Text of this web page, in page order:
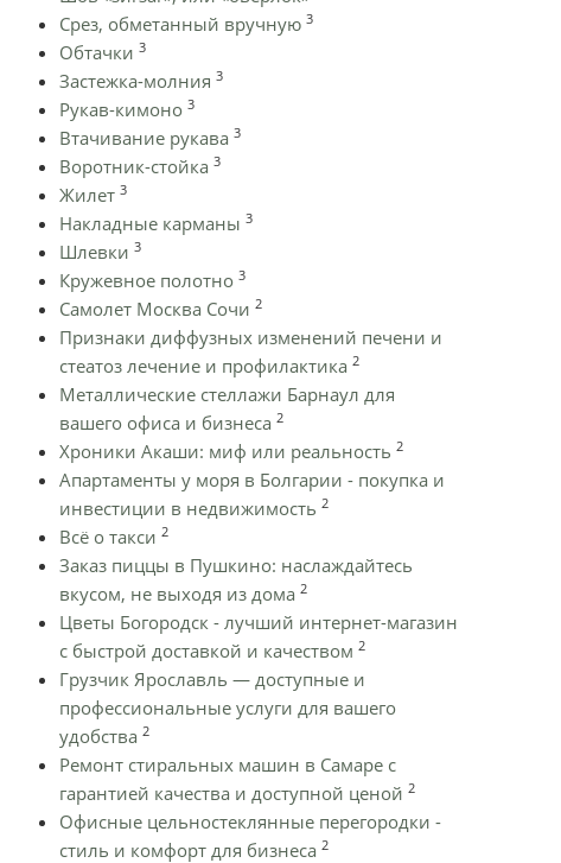
Срез, обметанный вручную 3
Обтачки 3
Застежка-молния 3
Рукав-кимоно 3
Втачивание рукава 3
Воротник-стойка 3
Жилет 3
Накладные карманы 3
Шлевки 3
Кружевное полотно 3
Самолет Москва Сочи 2
Признаки диффузных изменений печени и
стеатоз лечение и профилактика 2
Металлические стеллажи Барнаул для
вашего офиса и бизнеса 2
Хроники Акаши: миф или реальность 2
Апартаменты у моря в Болгарии - покупка и
инвестиции в недвижимость 2
Всё о такси 2
Заказ пиццы в Пушкино: наслаждайтесь
вкусом, не выходя из дома 2
Цветы Богородск - лучший интернет-магазин
с быстрой доставкой и качеством 2
Грузчик Ярославль — доступные и
профессиональные услуги для вашего
удобства 2
Ремонт стиральных машин в Самаре с
гарантией качества и доступной ценой 2
Офисные цельностеклянные перегородки -
стиль и комфорт для бизнеса 2